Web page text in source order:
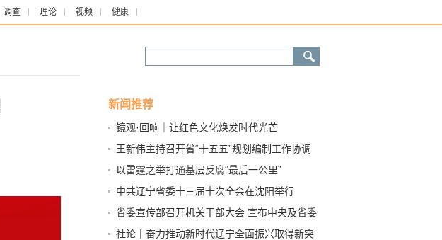
调查 理论 视频 健康
新闻推荐
镜观·回响｜让红色文化焕发时代光芒
王新伟主持召开省“十五五”规划编制工作协调
机制会议
以雷霆之举打通基层反腐“最后一公里”
中共辽宁省委十三届十次全会在沈阳举行
省委宣传部召开机关干部大会 宣布中央及省委
有关任职决定 许昆林出席会议并讲话
社论丨奋力推动新时代辽宁全面振兴取得新突